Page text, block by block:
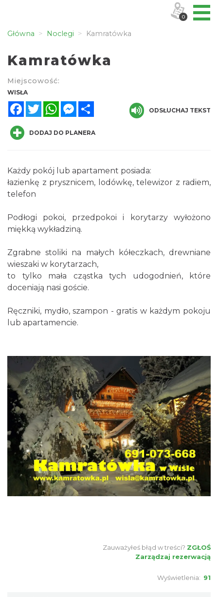
Główna Noclegi Kamratówka
Kamratówka
Miejscowość:
WISŁA
FacebookTwitterWhatsAppMessenger
ODSŁUCHAJ TEKST
DODAJ DO PLANERA
Każdy pokój lub apartament posiada:
łazienkę z prysznicem, lodówkę, telewizor z radiem,
telefon
Podłogi pokoi, przedpokoi i korytarzy wyłożono
miękką wykładziną.
Zgrabne stoliki na małych kółeczkach, drewniane
wieszaki w korytarzach,
to tylko mała cząstka tych udogodnień, które
doceniają nasi goście.
Ręczniki, mydło, szampon - gratis w każdym pokoju
lub apartamencie.
Zauważyłeś błąd w treści? ZGŁOŚ
Zarządzaj rezerwacją
Wyświetlenia: 91
0